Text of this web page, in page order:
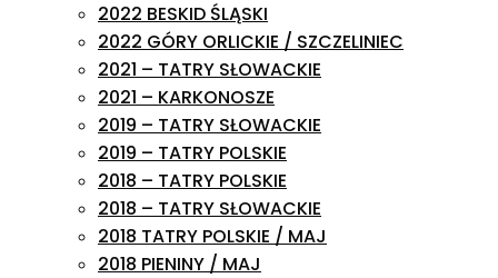
2022 BESKID ŚLĄSKI
2022 GÓRY ORLICKIE / SZCZELINIEC
2021 – TATRY SŁOWACKIE
2021 – KARKONOSZE
2019 – TATRY SŁOWACKIE
2019 – TATRY POLSKIE
2018 – TATRY POLSKIE
2018 – TATRY SŁOWACKIE
2018 TATRY POLSKIE / MAJ
2018 PIENINY / MAJ